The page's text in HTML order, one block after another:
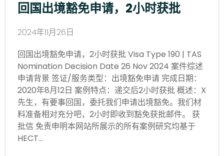
回国出境豁免申请，2小时获批
2024年11月26日
回国出境豁免申请，2小时获批 Visa Type 190 | TAS
Nomination Decision Date 26 Nov 2024 案件综述
申请背景 签证/服务类型：出境豁免申请 完成日期：
2020年8月12日 案例特点：递交后2小时获批 概述：X
先生，有要事回国，委托我们申请出境豁免。我们材
料准备相对充分吧，2小时即收到豁免获批邮件。 获
批信 免责申明本网站所展示的所有案例研究均基于
HECT…